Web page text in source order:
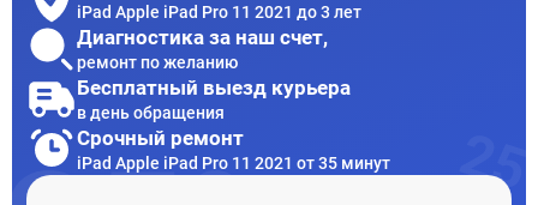
iPad Apple iPad Pro 11 2021 до 3 лет
Диагностика за наш счет,
ремонт по желанию
Бесплатный выезд курьера
в день обращения
Срочный ремонт
iPad Apple iPad Pro 11 2021 от 35 минут